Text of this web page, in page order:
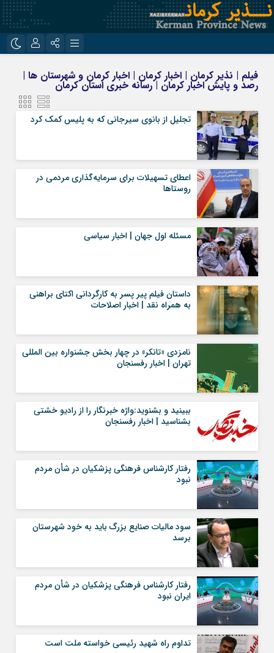
روبیکا
ایتا
رمز عبور
مرا به خاطر بسپار
فیلم | نذیر کرمان | اخبار کرمان | اخبار کرمان و شهرستان ها |
رصد و پایش اخبار کرمان | رسانه خبری استان کرمان
تجلیل از بانوی سیرجانی که به پلیس کمک کرد
اعطای تسهیلات برای سرمایه‌گذاری مردمی در
روستاها
مسئله اول جهان | اخبار سیاسی
داستان فیلم پیر پسر به کارگردانی اکتای براهنی
به همراه نقد | اخبار اصلاحات
نامزدی «تانکر» در چهار بخش جشنواره بین المللی
تهران | اخبار رفسنجان
ببینید و بشنوید:واژه خبرنگار را از رادیو خشتی
بشناسید | اخبار رفسنجان
رفتار کارشناس فرهنگی پزشکیان در شأن مردم
نبود
سود مالیات صنایع بزرگ باید به خود شهرستان
برسد
رفتار کارشناس فرهنگی پزشکیان در شأن مردم
ایران نبود
تداوم راه شهید رئیسی خواسته ملت است